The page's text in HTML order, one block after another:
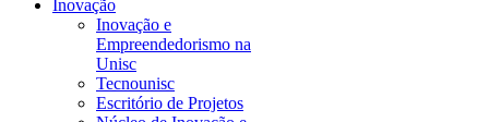
Inovação
Inovação e
Empreendedorismo na
Unisc
Tecnounisc
Escritório de Projetos